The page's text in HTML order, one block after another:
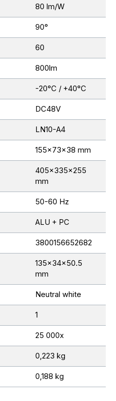
80 lm/W
90°
60
800lm
-20°C / +40°C
DC48V
LN10-A4
155x73x38 mm
405x335x255
mm
50-60 Hz
ALU + PC
3800156652682
135x34x50.5
mm
Neutral white
1
25 000x
0,223 kg
0,188 kg